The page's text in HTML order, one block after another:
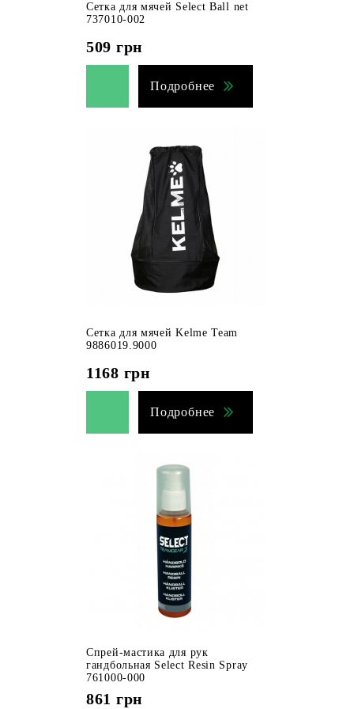
Сетка для мячей Select Ball net
737010-002
509 грн
Подробнее
Сетка для мячей Kelme Team
9886019.9000
1168 грн
Подробнее
Спрей-мастика для рук
гандбольная Select Resin Spray
761000-000
861 грн